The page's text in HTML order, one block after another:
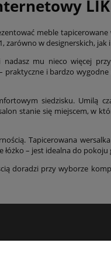
meble
w designerskich, jak
mu nieco więcej
i bardzo
siedzisku. Umilą
stanie się miejscem, w
Tapicerowana
łóżko – jest idealna do pokoju
doradzi przy wyborze